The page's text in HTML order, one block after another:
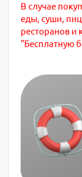
В случае
еды, суши,
ресторанов
"Бесплатную